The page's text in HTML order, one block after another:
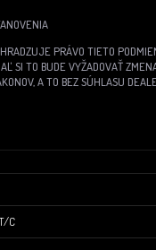
PRÁVO TIETO
SI TO BUDE VYŽADOVAŤ
A TO BEZ SÚHLASU
C